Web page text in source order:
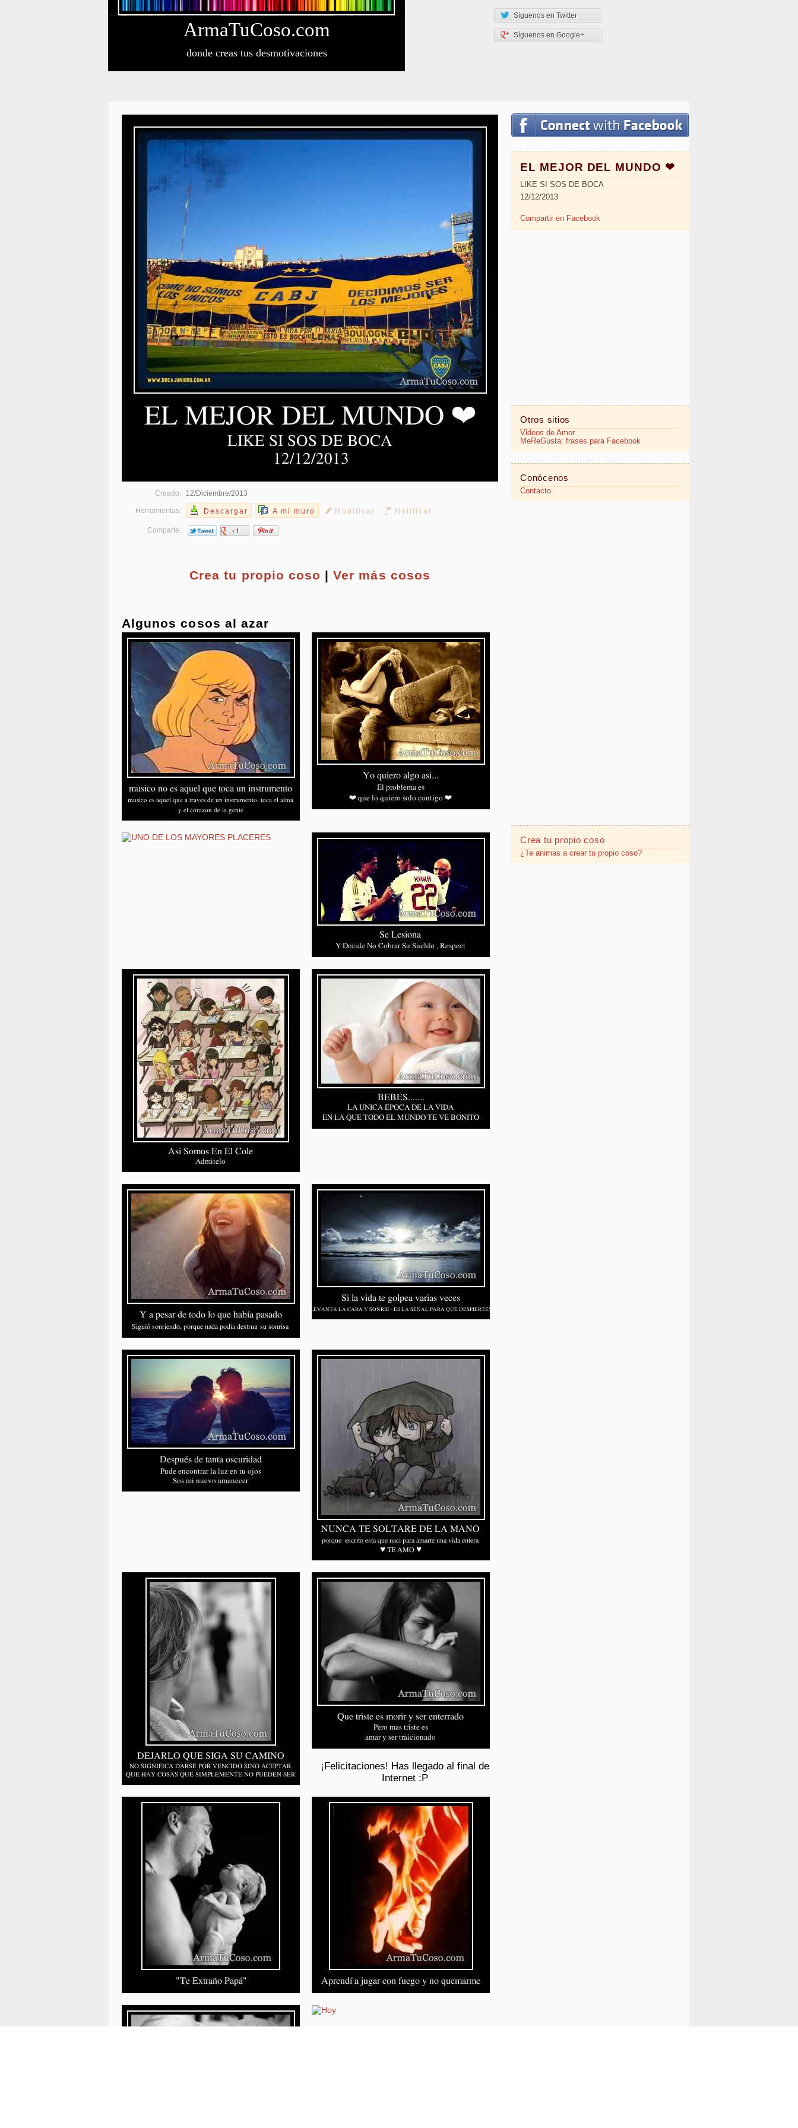
ArmaTuCoso.com
donde creas tus desmotivaciones
Creado: 12/Diciembre/2013
Herramientas: Descargar A mi muro Modificar Notificar
Comparte:
Crea tu propio coso |Ver más cosos
Algunos cosos al azar
¡Felicitaciones! Has llegado al final de
Internet :P
EL MEJOR DEL MUNDO ❤
LIKE SI SOS DE BOCA
12/12/2013
Compartir en Facebook
Otros sitios
Videos de Amor
MeReGusta: frases para Facebook
Conócenos
Contacto
Crea tu propiocoso
¿Te animas a crear tu propio coso?
Síguenos en Twitter
Síguenos en Google+